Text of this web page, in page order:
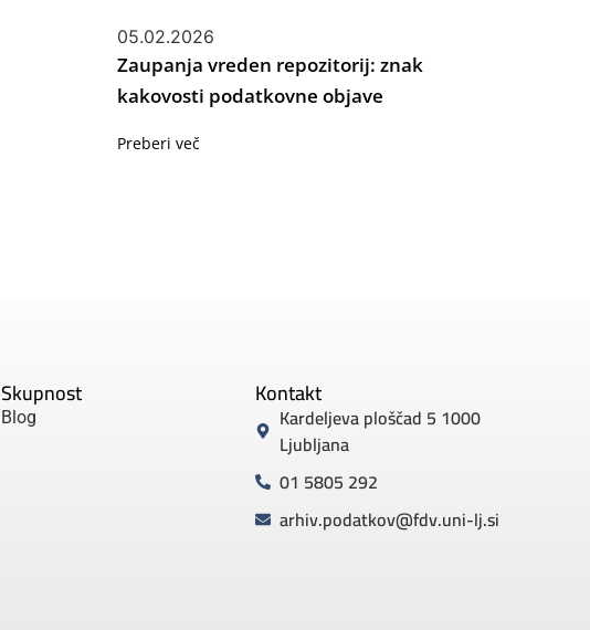
05.02.2026
Zaupanja vreden repozitorij: znak
kakovosti podatkovne objave
Preberi več
Skupnost
Blog
Kontakt
Kardeljeva ploščad 5 1000
Ljubljana
01 5805 292
arhiv.podatkov@fdv.uni-lj.si